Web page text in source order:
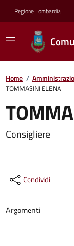
Regione Lombardia
Home /
TOMMASINI ELENA
Consigliere
Condividi
Argomenti